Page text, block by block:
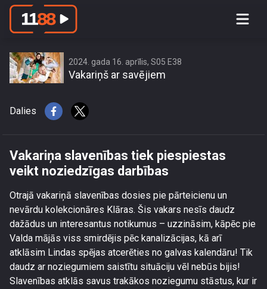
Vakariņa slavenības tiek piespiestas
2024. gada 16. aprīlis, S05 E38
Vakariņš ar savējiem
Dalies
Vakariņa slavenības tiek piespiestas
veikt noziedzīgas darbības
Otrajā vakariņā slavenības dosies pie pārteicienu un
nevārdu kolekcionāres Klāras. Šis vakars nesīs daudz
dažādus un interesantus notikumus – uzzināsim, kāpēc pie
Valda mājās viss smirdējis pēc kanalizācijas, kā arī
atklāsim Lindas spējas atcerēties no galvas kalendāru! Tik
daudz ar noziegumiem saistītu situāciju vēl nebūs bijis!
Slavenības atklās savus trakākos noziegumu stāstus, kur ir